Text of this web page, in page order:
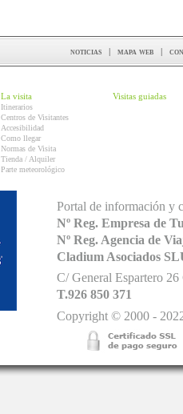
noticias | mapa web |
La visita
Itinerarios
Centros de Visitantes
Accesibilidad
Como llegar
Normas de Visita
Tienda / Alquiler
Parte meteorológico
Visitas guiadas
Portal de información y
Nº Reg. Empresa de
Nº Reg. Agencia de
Cladium Asociados
C/ General Espartero
T.926 850 371
Copyright © 2000 -